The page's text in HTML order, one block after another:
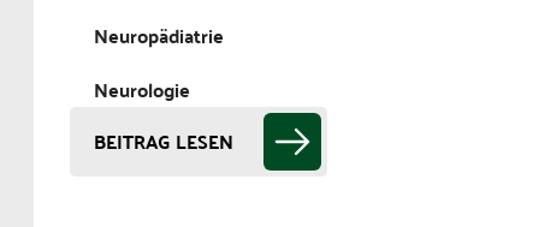
Neuropädiatrie
Neurologie
BEITRAG LESEN